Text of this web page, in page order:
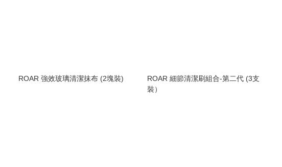
ROAR 強效玻璃清潔抹布 (2塊裝)
ROAR 細節清潔刷組合-第二代 (3支
裝）